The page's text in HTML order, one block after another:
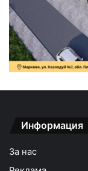
Информация
За нас